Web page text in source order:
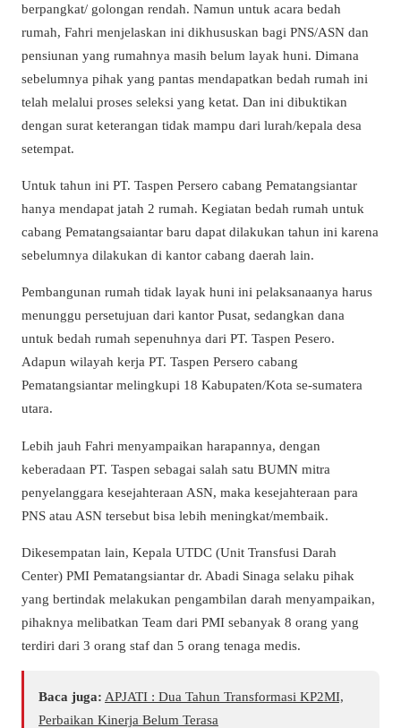
berpangkat/ golongan rendah. Namun untuk acara bedah
rumah, Fahri menjelaskan ini dikhususkan bagi PNS/ASN dan
pensiunan yang rumahnya masih belum layak huni. Dimana
sebelumnya pihak yang pantas mendapatkan bedah rumah ini
telah melalui proses seleksi yang ketat. Dan ini dibuktikan
dengan surat keterangan tidak mampu dari lurah/kepala desa
setempat.
Untuk tahun ini PT. Taspen Persero cabang Pematangsiantar
hanya mendapat jatah 2 rumah. Kegiatan bedah rumah untuk
cabang Pematangsaiantar baru dapat dilakukan tahun ini karena
sebelumnya dilakukan di kantor cabang daerah lain.
Pembangunan rumah tidak layak huni ini pelaksanaanya harus
menunggu persetujuan dari kantor Pusat, sedangkan dana
untuk bedah rumah sepenuhnya dari PT. Taspen Pesero.
Adapun wilayah kerja PT. Taspen Persero cabang
Pematangsiantar melingkupi 18 Kabupaten/Kota se-sumatera
utara.
Lebih jauh Fahri menyampaikan harapannya, dengan
keberadaan PT. Taspen sebagai salah satu BUMN mitra
penyelanggara kesejahteraan ASN, maka kesejahteraan para
PNS atau ASN tersebut bisa lebih meningkat/membaik.
Dikesempatan lain, Kepala UTDC (Unit Transfusi Darah
Center) PMI Pematangsiantar dr. Abadi Sinaga selaku pihak
yang bertindak melakukan pengambilan darah menyampaikan,
pihaknya melibatkan Team dari PMI sebanyak 8 orang yang
terdiri dari 3 orang staf dan 5 orang tenaga medis.
Baca juga: APJATI : Dua Tahun Transformasi KP2MI,
Perbaikan Kinerja Belum Terasa